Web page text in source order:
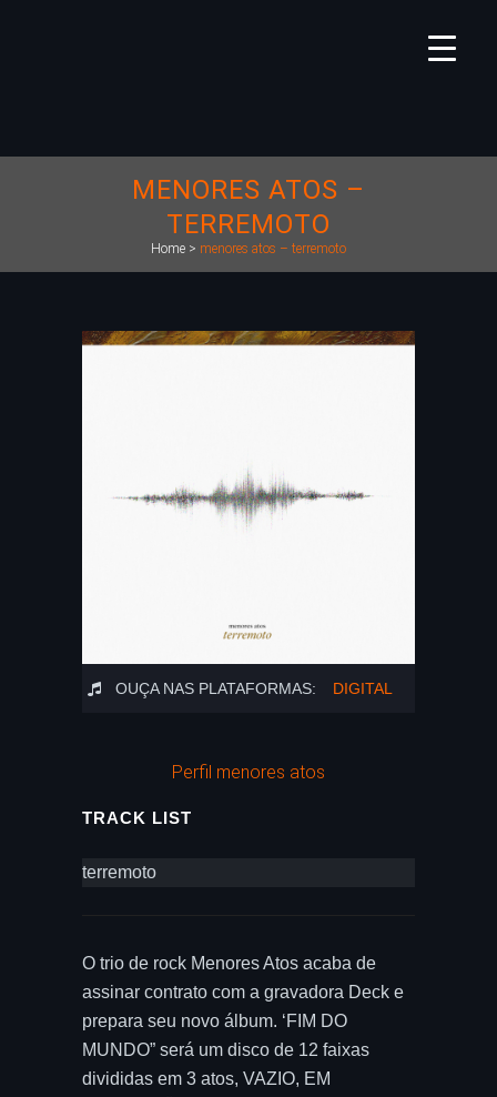
MENORES ATOS –
TERREMOTO
Home > menores atos – terremoto
OUÇA NAS PLATAFORMAS: DIGITAL
Perfil menores atos
TRACK LIST
terremoto
O trio de rock Menores Atos acaba de
assinar contrato com a gravadora Deck e
prepara seu novo álbum. ‘FIM DO
MUNDO” será um disco de 12 faixas
divididas em 3 atos, VAZIO, EM